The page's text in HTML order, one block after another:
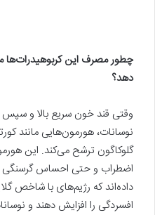
چطور مصرف این کربوهیدرات‌ها
دهد؟
وقتی قند خون سریع بالا و سپس
نوسانات، هورمون‌هایی مانند
گلوکاگون ترشح می‌کند. این
اضطراب و حتی احساس گرسنگی
داده‌اند که رژیم‌های با شاخص
افسردگی را افزایش دهند و